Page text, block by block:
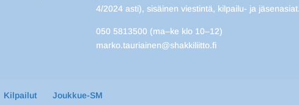
4/2024 asti), sisäinen viestintä, kilpailu- ja jäsenasiat.
050 5813500 (ma–ke klo 10–12)
marko.tauriainen@shakkiliitto.fi
Kilpailut Joukkue-SM